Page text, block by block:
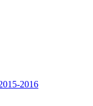
2016